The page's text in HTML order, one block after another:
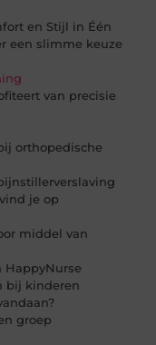
en Stijl in Één
een slimme keuze
van precisie
orthopedische
je op
middel van
HappyNurse
bij kinderen
groep